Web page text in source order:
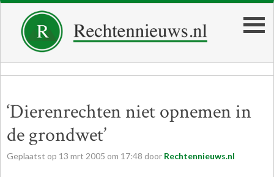
‘Dierenrechten niet opnemen in
de grondwet’
Geplaatst op 13 mrt 2005 om 17:48 door Rechtennieuws.nl